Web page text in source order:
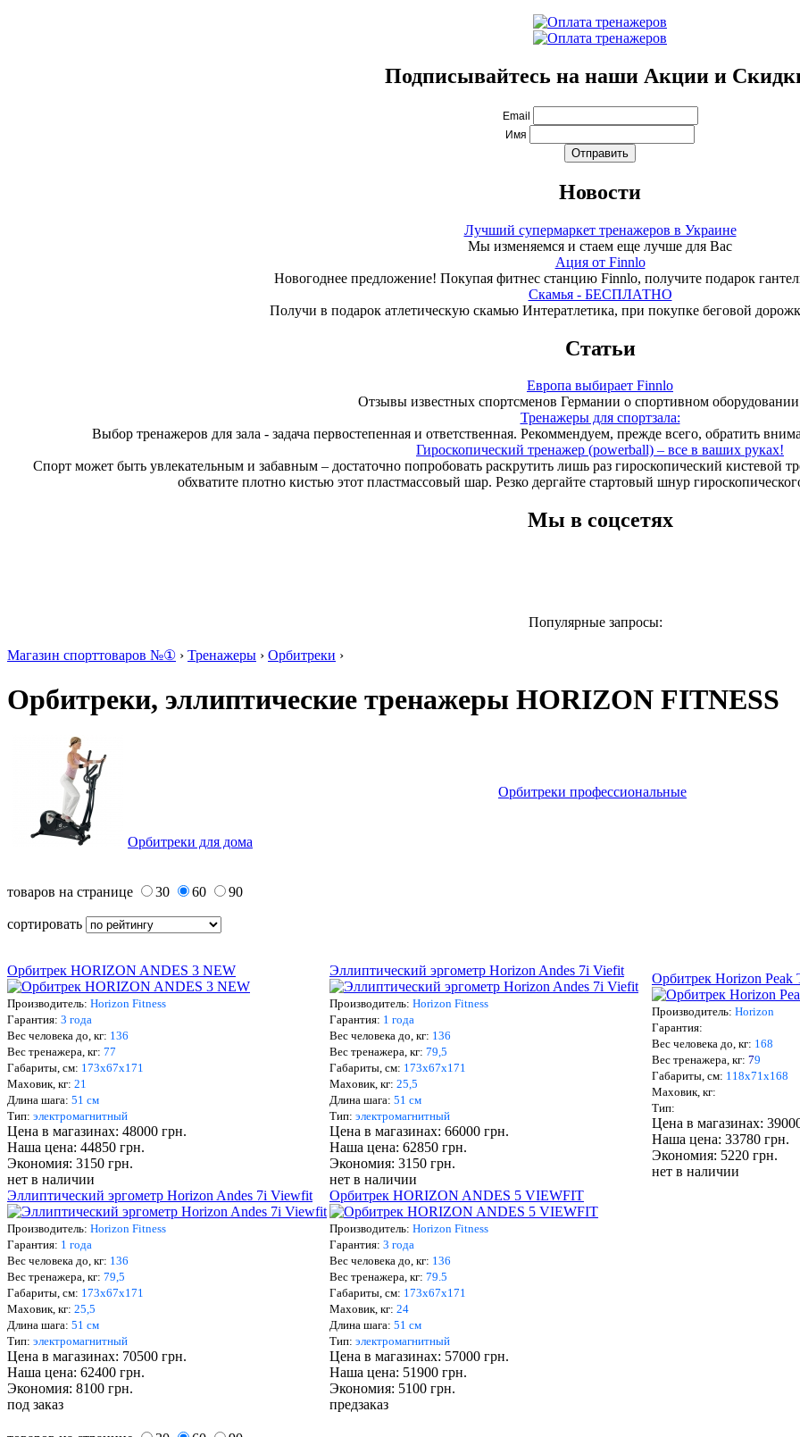
Подписывайтесь на наши Акции и
Email
Имя
Новости
Лучший супермаркет тренажеров в Украине
Мы изменяемся и стаем еще лучше для Вас
Ация от Finnlo
Новогоднее предложение! Покупая фитнес станцию Finnlo, получите подарок
Скамья - БЕСПЛАТНО
Получи в подарок атлетическую скамью Интератлетика, при покупке беговой
Статьи
Европа выбирает Finnlo
Отзывы известных спортсменов Германии о спортивном
Тренажеры для спортзала:
Выбор тренажеров для зала - задача первостепенная и ответственная. Рекоммендуем, прежде всего, обратить
Гироскопический тренажер (powerball) – все в ваших руках!
Спорт может быть увлекательным и забавным – достаточно попробовать раскрутить лишь раз гироскопический кистевой
обхватите плотно кистью этот пластмассовый шар. Резко дергайте стартовый шнур
Мы в соцсетях
Популярные запросы:
Магазин спорттоваров №① › Тренажеры › Орбитреки ›
Орбитреки, эллиптические тренажеры HORIZON FITNESS
Орбитреки для дома
Орбитреки профессиональные
товаров на странице 30 60 90
сортировать
Орбитрек HORIZON ANDES 3 NEW
Производитель: Horizon Fitness
Гарантия: 3 года
Вес человека до, кг: 136
Вес тренажера, кг: 77
Габариты, см: 173х67х171
Маховик, кг: 21
Длина шага: 51 см
Тип: электромагнитный
Цена в магазинах: 48000 грн.
Наша цена: 44850 грн.
Экономия: 3150 грн.
нет в наличии
Эллиптический эргометр Horizon Andes 7i Viefit
Производитель: Horizon Fitness
Гарантия: 1 года
Вес человека до, кг: 136
Вес тренажера, кг: 79,5
Габариты, см: 173х67х171
Маховик, кг: 25,5
Длина шага: 51 см
Тип: электромагнитный
Цена в магазинах: 66000 грн.
Наша цена: 62850 грн.
Экономия: 3150 грн.
нет в наличии
Орбитрек Horizon Peak
Производитель: Horizon
Гарантия:
Вес человека до, кг: 168
Вес тренажера, кг: 79
Габариты, см: 118х71х168
Маховик, кг:
Тип:
Цена в магазинах:
Наша цена: 33780 грн.
Экономия: 5220 грн.
нет в наличии
Эллиптический эргометр Horizon Andes 7i Viewfit
Производитель: Horizon Fitness
Гарантия: 1 года
Вес человека до, кг: 136
Вес тренажера, кг: 79,5
Габариты, см: 173х67х171
Маховик, кг: 25,5
Длина шага: 51 см
Тип: электромагнитный
Цена в магазинах: 70500 грн.
Наша цена: 62400 грн.
Экономия: 8100 грн.
под заказ
Орбитрек HORIZON ANDES 5 VIEWFIT
Производитель: Horizon Fitness
Гарантия: 3 года
Вес человека до, кг: 136
Вес тренажера, кг: 79.5
Габариты, см: 173х67х171
Маховик, кг: 24
Длина шага: 51 см
Тип: электромагнитный
Цена в магазинах: 57000 грн.
Наша цена: 51900 грн.
Экономия: 5100 грн.
предзаказ